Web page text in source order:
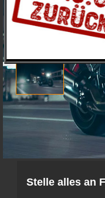
Stelle alles an